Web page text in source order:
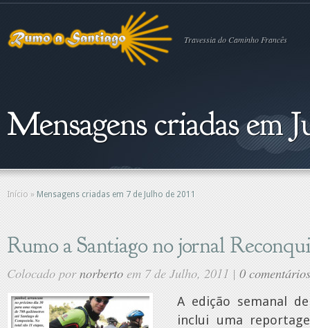
Travessia do Caminho Francês
Mensagens criadas em
Início » Mensagens criadas em 7 de Julho de 2011
Rumo a Santiago no jornal
Colocado pornorberto em 7 de Julho, 2011 | 0 comentários
A edição semanal
inclui uma